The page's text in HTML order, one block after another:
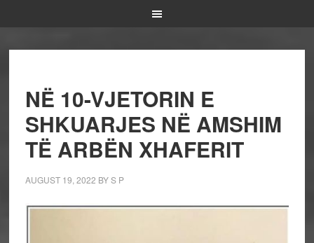
NË 10-VJETORIN E
SHKUARJES NË AMSHIM
TË ARBËN XHAFERIT
AUGUST 19, 2022 BYS P